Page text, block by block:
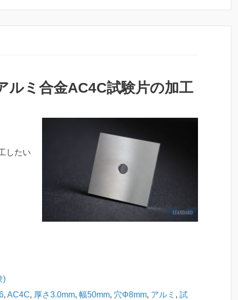
ルミ合金AC4C試験片の加工
したい
)
, AC4C, 厚さ3.0mm, 幅50mm, 穴Φ8mm, アルミ , 試